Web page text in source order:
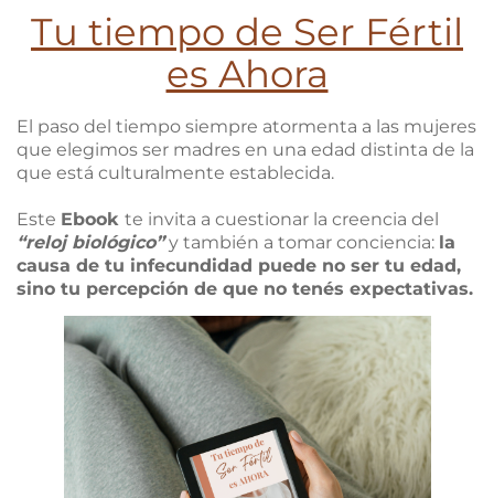
Tu tiempo de Ser Fértil
es Ahora
El paso del tiempo siempre atormenta a las mujeres
que elegimos ser madres en una edad distinta de la
que está culturalmente establecida.
Este Ebook te invita a cuestionar la creencia del
“reloj biológico”y también a tomar conciencia: la
causa de tu infecundidad puede no ser tu edad,
sino tu percepción de que no tenés expectativas.